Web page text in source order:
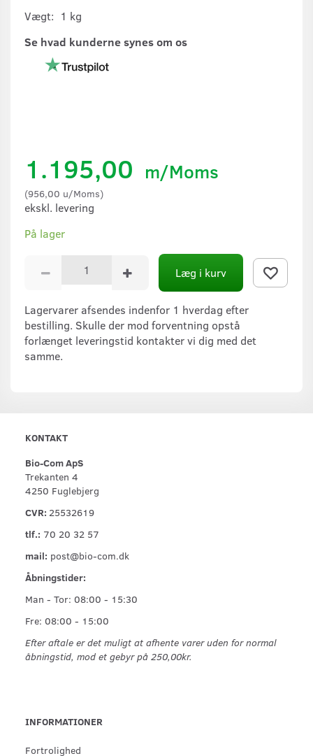
Vægt: 1 kg
Se hvad kunderne synes om os
1.195,00 m/Moms
(956,00 u/Moms)
ekskl. levering
På lager
Læg i kurv
Lagervarer afsendes indenfor 1 hverdag efter
bestilling. Skulle der mod forventning opstå
forlænget leveringstid kontakter vi dig med det
samme.
KONTAKT
Bio-Com ApS
Trekanten 4
4250 Fuglebjerg
CVR: 25532619
tlf.: 70 20 32 57
mail: post@bio-com.dk
Åbningstider:
Man - Tor: 08:00 - 15:30
Fre: 08:00 - 15:00
Efter aftale er det muligt at afhente varer uden for normal
åbningstid, mod et gebyr på 250,00kr.
INFORMATIONER
Fortrolighed